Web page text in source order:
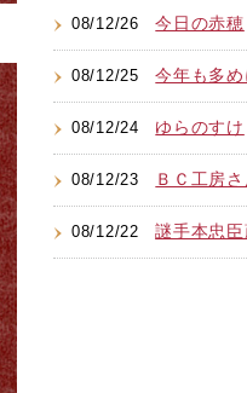
08/12/26今日の赤穂
08/12/25今年も多め
08/12/24 ゆらのすけ
08/12/23 ＢＣ工房
08/12/22謎手本忠臣